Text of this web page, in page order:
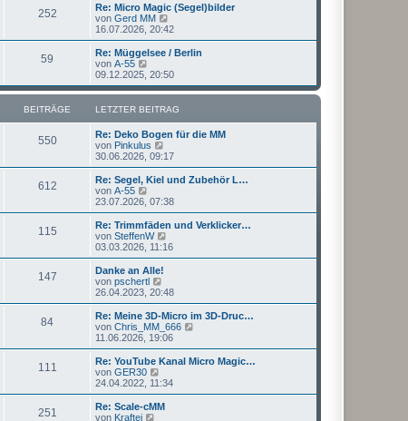
t
r
a
g
e
s
t
r
B
e
i
t
a
g
252
Re: Micro Magic (Segel)bilder
von Gerd MM
e
u
e
t
r
B
e
i
t
a
g
16.07.2026, 20:42
59
Re: Müggelsee / Berlin
von A-55
e
u
e
s
r
B
e
i
t
a
g
09.12.2025, 20:50
BEITRÄGE LETZTER BEITRAG
550
Re: Deko Bogen für die MM
von Pinkulus
e
u
e
t
B
e
i
g
30.06.2026, 09:17
612
Re: Segel, Kiel und Zubehör L…
von A-55
e
u
e
s
t
r
B
e
i
r
a
g
23.07.2026, 07:38
115
Re: Trimmfäden und Verklicker…
von SteffenW
e
u
t
r
B
e
i
r
g
03.03.2026, 11:16
147
Danke an Alle!
von pschertl
e
u
e
s
t
r
B
e
i
r
26.04.2023, 20:48
84
Re: Meine 3D-Micro im 3D-Druc…
von Chris_MM_666
u
e
11.06.2026, 19:06
111
Re: YouTube Kanal Micro Magic…
von GER30
e
u
e
24.04.2022, 11:34
251
Re: Scale-cMM
von Kraftei